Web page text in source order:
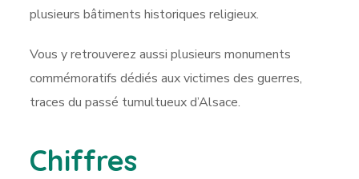
plusieurs bâtiments historiques religieux.
Vous y retrouverez aussi plusieurs monuments
commémoratifs dédiés aux victimes des guerres,
traces du passé tumultueux d’Alsace.
Chiffres